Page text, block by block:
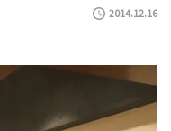
2014.12.16